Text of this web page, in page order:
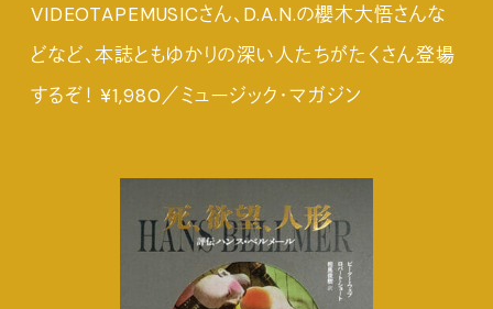
VIDEOTAPEMUSICさん、D.A.N.の櫻木大悟さんな
どなど、本誌ともゆかりの深い人たちがたくさん登場
するぞ！ ¥1,980／ミュージック・マガジン